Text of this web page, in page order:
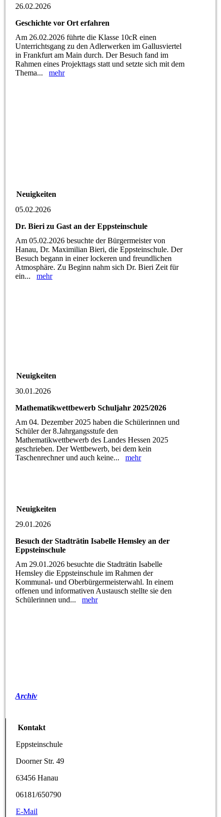
26.02.2026
Geschichte vor Ort erfahren
Am 26.02.2026 führte die Klasse 10cR einen
Unterrichtsgang zu den Adlerwerken im Gallusviertel
in Frankfurt am Main durch. Der Besuch fand im
Rahmen eines Projekttags statt und setzte sich mit dem
Thema...mehr
Neuigkeiten
05.02.2026
Dr. Bieri zu Gast an der Eppsteinschule
Am 05.02.2026 besuchte der Bürgermeister von
Hanau, Dr. Maximilian Bieri, die Eppsteinschule. Der
Besuch begann in einer lockeren und freundlichen
Atmosphäre. Zu Beginn nahm sich Dr. Bieri Zeit für
ein...mehr
Neuigkeiten
30.01.2026
Mathematikwettbewerb Schuljahr 2025/2026
Am 04. Dezember 2025 haben die Schülerinnen und
Schüler der 8.Jahrgangsstufe den
Mathematikwettbewerb des Landes Hessen 2025
geschrieben. Der Wettbewerb, bei dem kein
Taschenrechner und auch keine...mehr
Neuigkeiten
29.01.2026
Besuch der Stadträtin Isabelle Hemsley an der
Eppsteinschule
Am 29.01.2026 besuchte die Stadträtin Isabelle
Hemsley die Eppsteinschule im Rahmen der
Kommunal- und Oberbürgermeisterwahl. In einem
offenen und informativen Austausch stellte sie den
Schülerinnen und...mehr
Archiv
Kontakt
Eppsteinschule
Doorner Str. 49
63456 Hanau
06181/650790
E-Mail